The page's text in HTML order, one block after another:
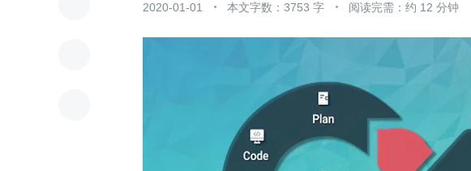
2020-01-01 本文字数：3753 字 阅读完需：约 12 分钟